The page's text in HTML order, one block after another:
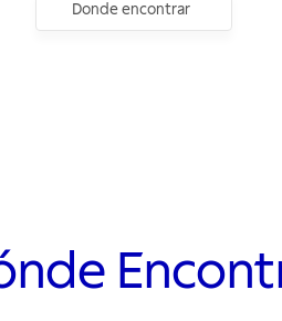
Donde encontrar